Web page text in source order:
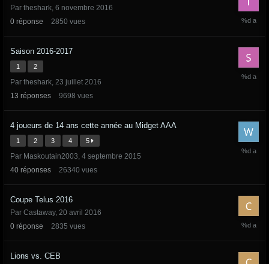
Par theshark, 6 novembre 2016
0 réponse 2850 vues
6
Saison 2016-2017
1 2
Par theshark, 23 juillet 2016
13 réponses 9698 vues
22
4 joueurs de 14 ans cette année au Midget AAA
1 2 3 4 5
Par Maskoutain2003, 4 septembre 2015
40 réponses 26340 vues
21
Coupe Telus 2016
Par Castaway, 20 avril 2016
0 réponse 2835 vues
20
Lions vs. CEB